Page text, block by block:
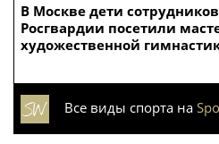
В Москве дети
Росгвардии посетили
художественной
Все виды спорта на